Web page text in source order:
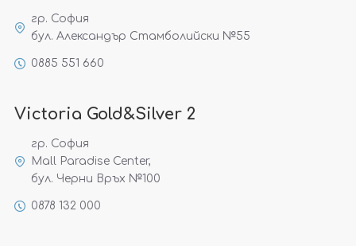
гр. София
бул. Александър Стамболийски №55
0885 551 660
Victoria Gold&Silver 2
гр. София
Mall Paradise Center,
бул. Черни Връх №100
0878 132 000